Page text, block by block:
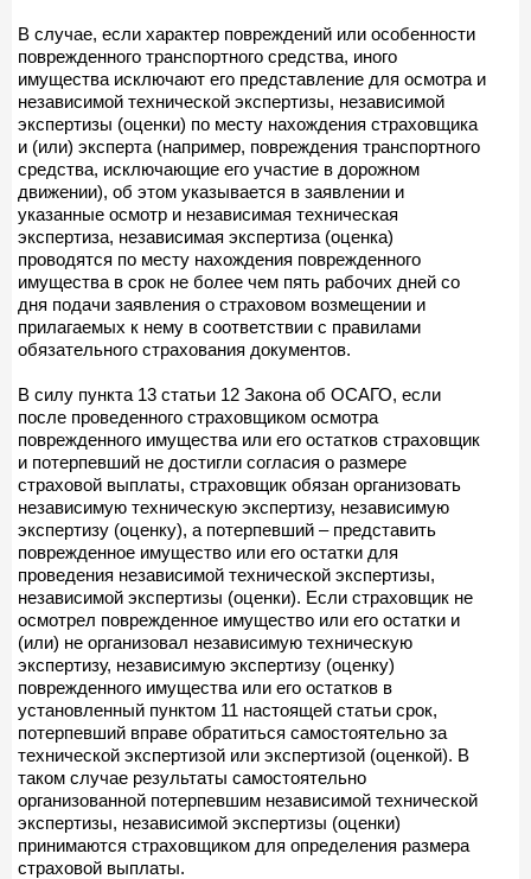
В случае, если характер повреждений или особенности
поврежденного транспортного средства, иного
имущества исключают его представление для осмотра и
независимой технической экспертизы, независимой
экспертизы (оценки) по месту нахождения страховщика
и (или) эксперта (например, повреждения транспортного
средства, исключающие его участие в дорожном
движении), об этом указывается в заявлении и
указанные осмотр и независимая техническая
экспертиза, независимая экспертиза (оценка)
проводятся по месту нахождения поврежденного
имущества в срок не более чем пять рабочих дней со
дня подачи заявления о страховом возмещении и
прилагаемых к нему в соответствии с правилами
обязательного страхования документов.
В силу пункта 13 статьи 12 Закона об ОСАГО, если
после проведенного страховщиком осмотра
поврежденного имущества или его остатков страховщик
и потерпевший не достигли согласия о размере
страховой выплаты, страховщик обязан организовать
независимую техническую экспертизу, независимую
экспертизу (оценку), а потерпевший – представить
поврежденное имущество или его остатки для
проведения независимой технической экспертизы,
независимой экспертизы (оценки). Если страховщик не
осмотрел поврежденное имущество или его остатки и
(или) не организовал независимую техническую
экспертизу, независимую экспертизу (оценку)
поврежденного имущества или его остатков в
установленный пунктом 11 настоящей статьи срок,
потерпевший вправе обратиться самостоятельно за
технической экспертизой или экспертизой (оценкой). В
таком случае результаты самостоятельно
организованной потерпевшим независимой технической
экспертизы, независимой экспертизы (оценки)
принимаются страховщиком для определения размера
страховой выплаты.